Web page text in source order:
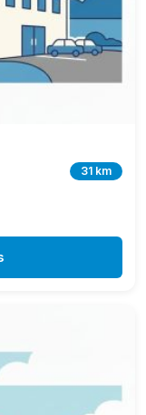
31 km